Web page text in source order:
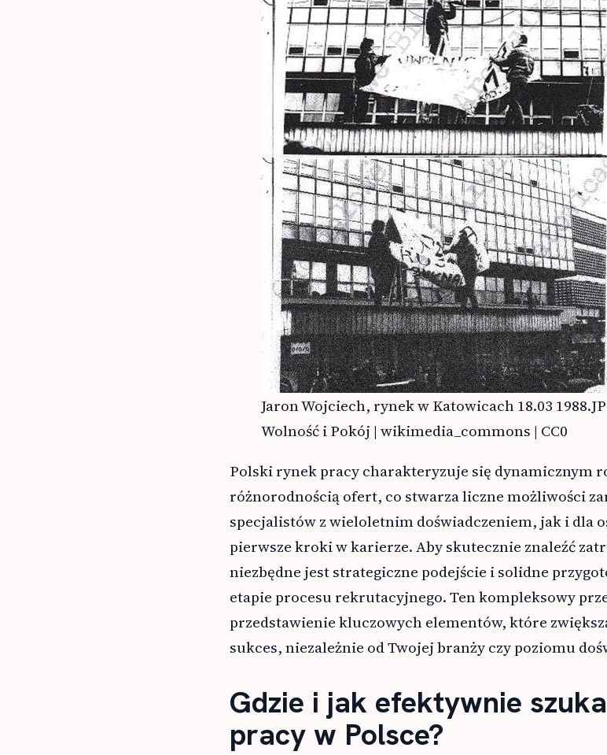
Jaron Wojciech, rynek w Katowicach 18.03
Wolność i Pokój | wikimedia_commons | CC0
Polski rynek pracy charakteryzuje się dynamicznym
różnorodnością ofert, co stwarza liczne możliwości
specjalistów z wieloletnim doświadczeniem, jak i dla
pierwsze kroki w karierze. Aby skutecznie znaleźć
niezbędne jest strategiczne podejście i solidne
etapie procesu rekrutacyjnego. Ten kompleksowy
przedstawienie kluczowych elementów, które
sukces, niezależnie od Twojej branży czy poziomu
Gdzie i jak efektywnie
pracy w Polsce?